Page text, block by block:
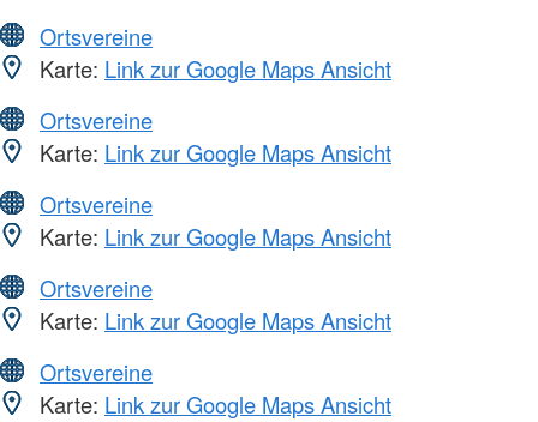
Ortsvereine
Karte: Link zur Google Maps Ansicht
Ortsvereine
Karte: Link zur Google Maps Ansicht
Ortsvereine
Karte: Link zur Google Maps Ansicht
Ortsvereine
Karte: Link zur Google Maps Ansicht
Ortsvereine
Karte: Link zur Google Maps Ansicht